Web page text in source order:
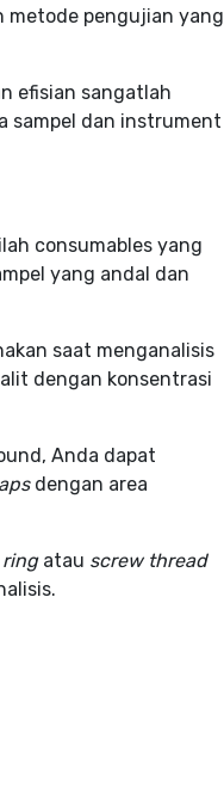
metode pengujian yang
efisian sangatlah
sampel dan instrument
consumables yang
yang andal dan
saat menganalisis
dengan konsentrasi
Anda dapat
dengan area
ringatau screw thread